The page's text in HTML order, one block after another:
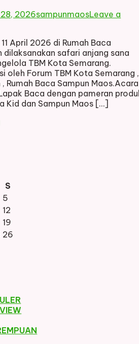
2026sampunmaosLeave a
April 2026 di Rumah Baca
dilaksanakan safari anjang sana
TBM Kota Semarang.
oleh Forum TBM Kota Semarang ,
Rumah Baca Sampun Maos.Acara
Baca dengan pameran
Kid dan Sampun Maos […]
S
5
12
19
26